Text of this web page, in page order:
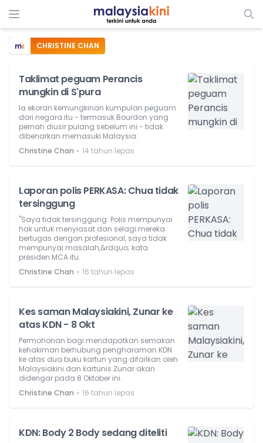
CHRISTINE CHAN
Taklimat peguam Perancis
mungkin di S'pura
Ia ekoran kemungkinan kumpulan peguam
dari negara itu - termasuk Bourdon yang
pernah diusir pulang sebelum ini - tidak
dibenarkan memasuki Malaysia.
Christine Chan ⋅ 14 tahun lepas
Laporan polis PERKASA: Chua tidak
tersinggung
"Saya tidak tersinggung. Polis mempunyai
hak untuk menyiasat dan selagi mereka
bertugas dengan profesional, saya tidak
mempunyai masalah,&rdquo; kata
presiden MCA itu.
Christine Chan ⋅ 16 tahun lepas
Kes saman Malaysiakini, Zunar ke
atas KDN - 8 Okt
Permohonan bagi mendapatkan semakan
kehakiman berhubung pengharaman KDN
ke atas dua buku kartun yang difailkan oleh
Malaysiakini dan kartunis Zunar akan
didengar pada 8 Oktober ini.
Christine Chan ⋅ 16 tahun lepas
KDN: Body 2 Body sedang diteliti